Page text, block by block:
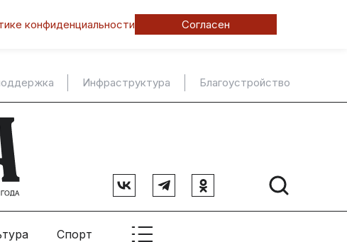
конфиденциальности Согласен
Инфраструктура Благоустройство
Спорт